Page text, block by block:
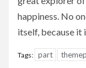
happiness. No
itself, because it
Tags: part